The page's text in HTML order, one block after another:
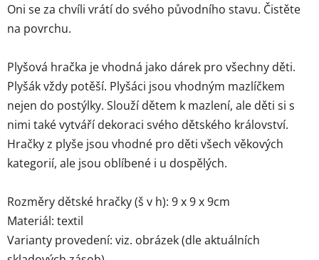
Oni se za chvíli vrátí do svého původního stavu. Čistěte
na povrchu.
Plyšová hračka je vhodná jako dárek pro všechny děti.
Plyšák vždy potěší. Plyšáci jsou vhodným mazlíčkem
nejen do postýlky. Slouží dětem k mazlení, ale děti si s
nimi také vytváří dekoraci svého dětského království.
Hračky z plyše jsou vhodné pro děti všech věkových
kategorií, ale jsou oblíbené i u dospělých.
Rozměry dětské hračky (š v h): 9 x 9 x 9cm
Materiál: textil
Varianty provedení: viz. obrázek (dle aktuálních